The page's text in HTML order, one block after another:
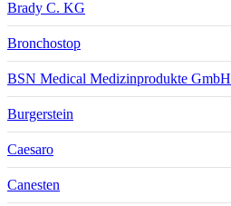
Brady C. KG
Bronchostop
BSN Medical Medizinprodukte GmbH
Burgerstein
Caesaro
Canesten